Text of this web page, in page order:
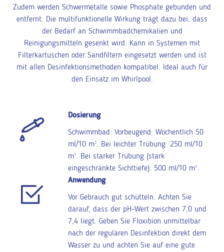
Zudem werden Schwermetalle sowie Phosphate gebunden und
entfernt. Die multifunktionelle Wirkung trägt dazu bei, dass
der Bedarf an Schwimmbadchemikalien und
Reinigungsmitteln gesenkt wird. Kann in Systemen mit
Filterkartuschen oder Sandfiltern eingesetzt werden und ist
mit allen Desinfektionsmethoden kompatibel. Ideal auch für
den Einsatz im Whirlpool.
Dosierung
Schwimmbad: Vorbeugend: Wöchentlich 50
ml/10 m3. Bei leichter Trübung: 250 ml/10
m3. Bei starker Trübung (stark
eingeschränkte Sichttiefe): 500 ml/10 m3.
Anwendung
Vor Gebrauch gut schütteln. Achten Sie
darauf, dass der pH-Wert zwischen 7,0 und
7,4 liegt. Geben Sie Floxibion unmittelbar
nach der regulären Desinfektion direkt dem
Wasser zu und achten Sie auf eine gute